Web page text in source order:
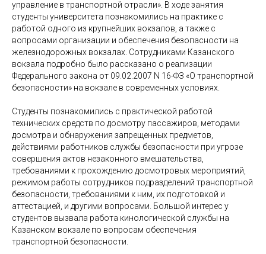
управление в транспортной отрасли». В ходе занятия
студенты университета познакомились на практике с
работой одного из крупнейших вокзалов, а также с
вопросами организации и обеспечения безопасности на
железнодорожных вокзалах. Сотрудниками Казанского
вокзала подробно было рассказано о реализации
Федерального закона от 09.02.2007 N 16-ФЗ «О транспортной
безопасности» на вокзале в современных условиях.
Студенты познакомились с практической работой
технических средств по досмотру пассажиров, методами
досмотра и обнаружения запрещенных предметов,
действиями работников службы безопасности при угрозе
совершения актов незаконного вмешательства,
требованиями к прохождению досмотровых мероприятий,
режимом работы сотрудников подразделений транспортной
безопасности, требованиями к ним, их подготовкой и
аттестацией, и другими вопросами. Большой интерес у
студентов вызвала работа кинологической службы на
Казанском вокзале по вопросам обеспечения
транспортной безопасности.